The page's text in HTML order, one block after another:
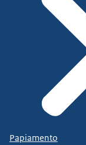
Papiamento